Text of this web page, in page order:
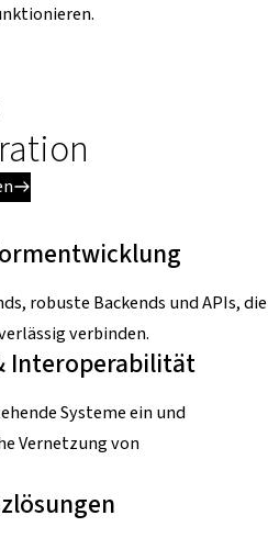
robuste Backends und APIs, die
verbinden.
Interoperabilität
Systeme ein und
Vernetzung von